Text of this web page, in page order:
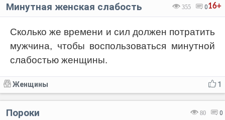
16+
355 0
Минутная женская слабость
Сколько же времени и сил должен потратить
мужчина, чтобы воспользоваться минутной
слабостью женщины.
1
Женщины
80 0
Пороки